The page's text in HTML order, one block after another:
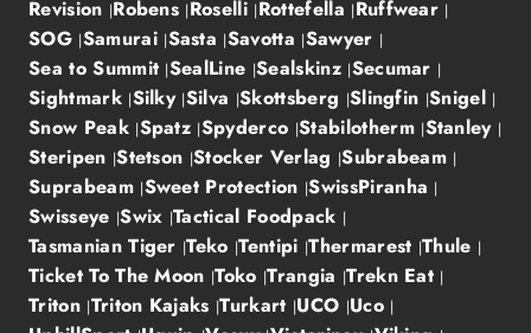
Revision Robens Roselli Rottefella Ruffwear
SOG Samurai Sasta Savotta Sawyer
Sea to Summit SealLine Sealskinz Secumar
Sightmark Silky Silva Skottsberg Slingfin Snigel
Snow Peak Spatz Spyderco Stabilotherm Stanley
Steripen Stetson Stocker Verlag Subrabeam
Suprabeam Sweet Protection SwissPiranha
Swisseye Swix Tactical Foodpack
Tasmanian Tiger Teko Tentipi Thermarest Thule
Ticket To The Moon Toko Trangia Trekn Eat
Triton Triton Kajaks Turkart UCO Uco